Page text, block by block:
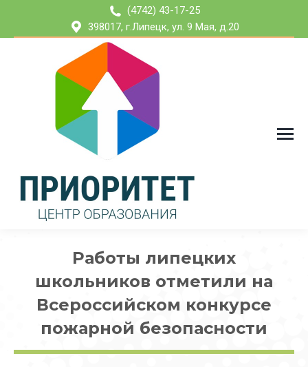
(4742) 43-17-25
398017, г.Липецк, ул. 9 Мая, д.20
Работы липецких
школьников отметили на
Всероссийском конкурсе
пожарной безопасности